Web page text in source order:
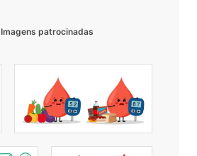
Imagens patrocinadas